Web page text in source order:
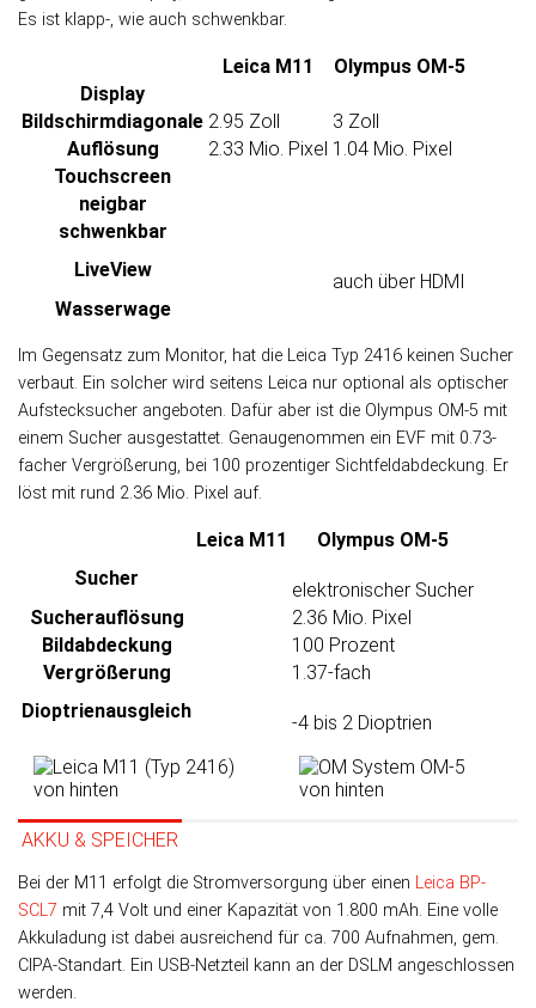
Es ist klapp-, wie auch schwenkbar.
Leica M11
Olympus OM-5
Display
Bildschirm­diagonale 2.95 Zoll
3 Zoll
Auflösung
2.33 Mio. Pixel 1.04 Mio. Pixel
Touch­screen
neigbar
schwenkbar
LiveView
auch über HDMI
Wasser­wage
Im Ge­gen­satz zum Moni­tor, hat die Leica Typ 2416 kei­nen Su­cher
verbaut. Ein sol­cher wird sei­tens Leica nur optio­nal als opti­scher
Auf­steck­sucher an­ge­bo­ten. Da­für aber ist die Olympus OM-5 mit
einem Sucher aus­ge­stat­tet. Ge­nau­ge­nom­men ein EVF mit 0.73-
facher Ver­größe­rung, bei 100 pro­zen­ti­ger Sicht­feld­ab­dec­kung. Er
löst mit rund 2.36 Mio. Pixel auf.
Leica M11
Olympus OM-5
Sucher
elektronischer Sucher
Sucher­auflösung
2.36 Mio. Pixel
Bild­abdeckung
100 Prozent
Ver­größerung
1.37-fach
Dioptrien­ausgleich
-4 bis 2 Dioptrien
AKKU & SPEICHER
Bei der M11 er­folgt die Strom­ver­sor­gung über einen Leica BP-
SCL7 mit 7,4 Volt und einer Ka­pa­zi­tät von 1.800 mAh. Eine volle
Akku­ladung ist dabei aus­rei­chend für ca. 700 Auf­nah­men, gem.
CIPA-Stan­dart. Ein USB-Netz­teil kann an der DSLM an­ge­schlos­sen
werden.